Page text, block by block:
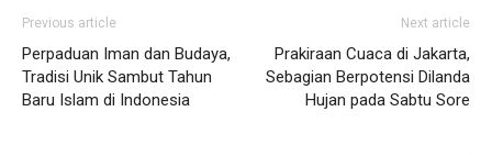
Previous article
Perpaduan Iman dan Budaya,
Tradisi Unik Sambut Tahun
Baru Islam di Indonesia
Next article
Prakiraan Cuaca di Jakarta,
Sebagian Berpotensi Dilanda
Hujan pada Sabtu Sore